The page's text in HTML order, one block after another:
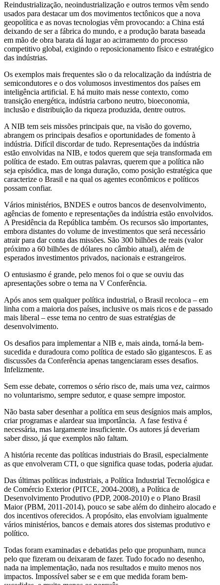
Reindustrialização, neoindustrialização e outros termos vêm sendo
usados para destacar um dos movimentos tectônicos que a nova
geopolítica e as novas tecnologias vêm provocando: a China está
deixando de ser a fábrica do mundo, e a produção barata baseada
em mão de obra barata dá lugar ao acirramento do processo
competitivo global, exigindo o reposicionamento físico e estratégico
das indústrias.
Os exemplos mais frequentes são o da relocalização da indústria de
semicondutores e o dos volumosos investimentos dos países em
inteligência artificial. E há muito mais nesse contexto, como
transição energética, indústria carbono neutro, bioeconomia,
inclusão e distribuição da riqueza produzida, dentre outros.
A NIB tem seis missões principais que, na visão do governo,
abrangem os principais desafios e oportunidades de fomento à
indústria. Difícil discordar de tudo. Representações da indústria
estão envolvidas na NIB, e todos querem que seja transformada em
política de estado. Em outras palavras, querem que a política não
seja episódica, mas de longa duração, como posição estratégica que
caracterize o Brasil e na qual os agentes econômicos e políticos
possam confiar.
Vários ministérios, BNDES e outros bancos de desenvolvimento,
agências de fomento e representações da indústria estão envolvidos.
A Presidência da República também. Os recursos são importantes,
embora distantes do volume de investimentos que será necessário
atrair para dar conta das missões. São 300 bilhões de reais (valor
próximo a 60 bilhões de dólares no câmbio atual), além de
esperados investimentos privados, nacionais e estrangeiros.
O entusiasmo é grande, pelo menos foi o que se ouviu das
apresentações sobre o tema na V Conferência.
Após anos sem qualquer política industrial, o Brasil recoloca – em
linha com a maioria dos países, inclusive os mais ricos e de passado
mais liberal – esse tema no centro de suas estratégias de
desenvolvimento.
Os desafios para implementar a NIB e, mais ainda, torná-la bem-
sucedida e duradoura como política de estado são gigantescos. E as
discussões da Conferência apenas tangenciaram esses desafios.
Infelizmente.
Sem esse debate, corremos o sério risco de, mais uma vez, cairmos
no voluntarismo, sempre sedutor, e quase sempre impostor.
Não basta saber desenhar a política em seus desígnios mais amplos,
criar programas e alardear sua importância. A fase festiva é
necessária, mas largamente insuficiente. Os autores já deveriam
saber disso, já que exemplos não faltam.
A história recente das políticas industriais do Brasil, especialmente
as que envolveram CTI, o que significa quase todas, poderia ajudar.
Das últimas políticas industriais, a Política Industrial Tecnológica e
de Comércio Exterior (PITCE, 2004-2008), a Política de
Desenvolvimento Produtivo (PDP, 2008-2010) e o Plano Brasil
Maior (PBM, 2011-2014), pouco se sabe além do dinheiro alocado e
dos incentivos oferecidos. A propósito, elas envolviam igualmente
vários ministérios, bancos e demais atores dos sistemas produtivo e
político.
Todas foram examinadas e debatidas pelo que propunham, nunca
pelo que fizeram ou deixaram de fazer. Tudo focado no desenho,
nada na implementação, nada nos resultados e muito menos nos
impactos. Impossível saber se e em que medida foram bem-